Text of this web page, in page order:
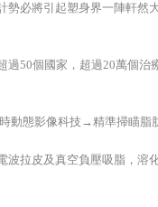
勢必將引起塑身界一陣軒然
過50個國家，超過20萬個治
動態影像科技→精準掃瞄脂
波拉皮及真空負壓吸脂，溶